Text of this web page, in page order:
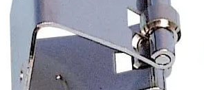
VVS
Motor/Styring